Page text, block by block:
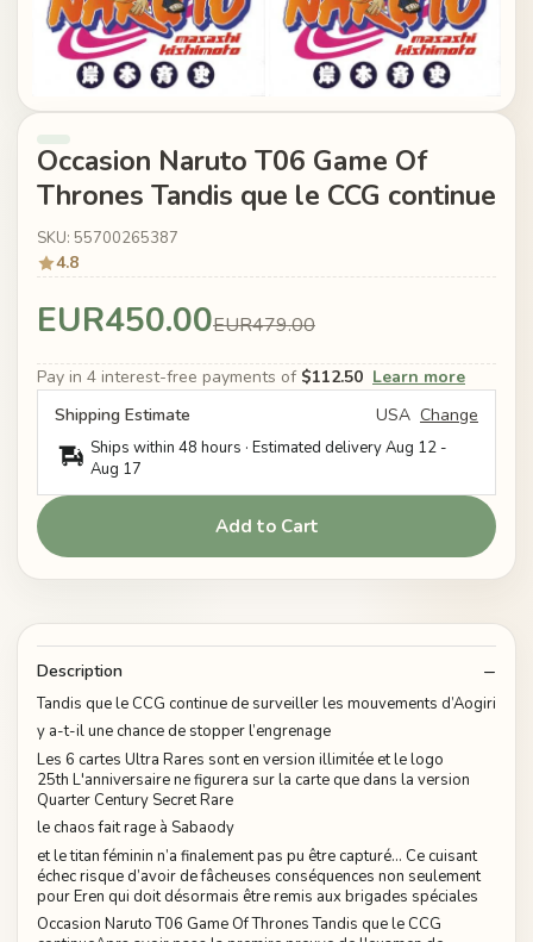
Occasion Naruto T06 Game Of
Thrones Tandis que le CCG continue
SKU: 55700265387
4.8
EUR450.00EUR479.00
Pay in 4 interest-free payments of $112.50 Learn more
Shipping Estimate
USA Change
Ships within 48 hours · Estimated deliveryAug 12 -
Aug 17
Add to Cart
Description
Tandis que le CCG continue de surveiller les mouvements d’Aogiri
y a-t-il une chance de stopper l’engrenage
Les 6 cartes Ultra Rares sont en version illimitée et le logo
25th L'anniversaire ne figurera sur la carte que dans la version
Quarter Century Secret Rare
le chaos fait rage à Sabaody
et le titan féminin n’a finalement pas pu être capturé… Ce cuisant
échec risque d’avoir de fâcheuses conséquences non seulement
pour Eren qui doit désormais être remis aux brigades spéciales
Occasion Naruto T06 Game Of Thrones Tandis que le CCG